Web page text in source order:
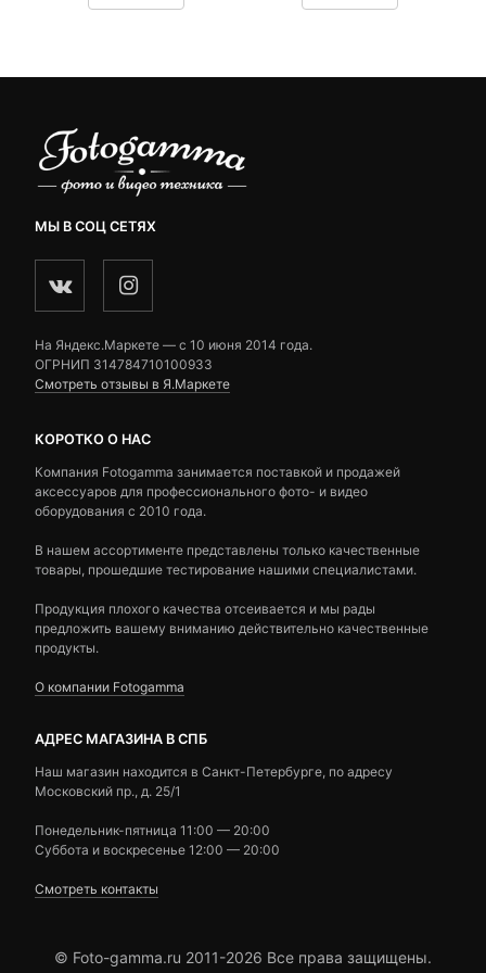
составляла
9,990 ₽.
МЫ В СОЦ СЕТЯХ
На Яндекс.Маркете — c 10 июня 2014 года.
ОГРНИП 314784710100933
Смотреть отзывы в Я.Маркете
КОРОТКО О НАС
Компания Fotogamma занимается поставкой и продажей
аксессуаров для профессионального фото- и видео
оборудования с 2010 года.
В нашем ассортименте представлены только качественные
товары, прошедшие тестирование нашими специалистами.
Продукция плохого качества отсеивается и мы рады
предложить вашему вниманию действительно качественные
продукты.
О компании Fotogamma
АДРЕС МАГАЗИНА В СПБ
Наш магазин находится в Санкт-Петербурге, по адресу
Московский пр., д. 25/1
Понедельник-пятница 11:00 — 20:00
Суббота и воскресенье 12:00 — 20:00
Смотреть контакты
© Foto-gamma.ru 2011-2026 Все права защищены.